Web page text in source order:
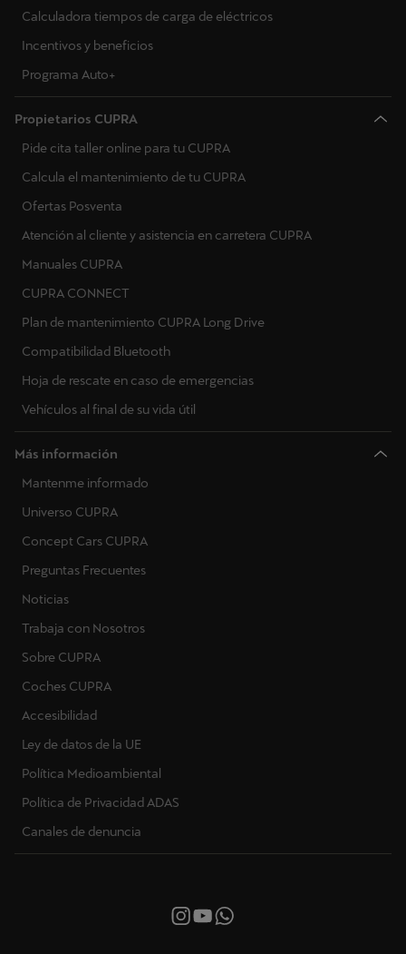
Calculadora tiempos de carga de eléctricos
Incentivos y beneficios
Programa Auto+
Propietarios CUPRA
Pide cita taller online para tu CUPRA
Calcula el mantenimiento de tu CUPRA
Ofertas Posventa
Atención al cliente y asistencia en carretera CUPRA
Manuales CUPRA
CUPRA CONNECT
Plan de mantenimiento CUPRA Long Drive
Compatibilidad Bluetooth
Hoja de rescate en caso de emergencias
Vehículos al final de su vida útil
Más información
Mantenme informado
Universo CUPRA
Concept Cars CUPRA
Preguntas Frecuentes
Noticias
Trabaja con Nosotros
Sobre CUPRA
Coches CUPRA
Accesibilidad
Ley de datos de la UE
Política Medioambiental
Política de Privacidad ADAS
Canales de denuncia